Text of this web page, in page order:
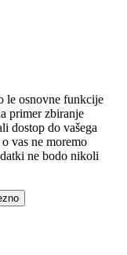
le osnovne funkcije
primer zbiranje
dostop do vašega
vas ne moremo
ne bodo nikoli